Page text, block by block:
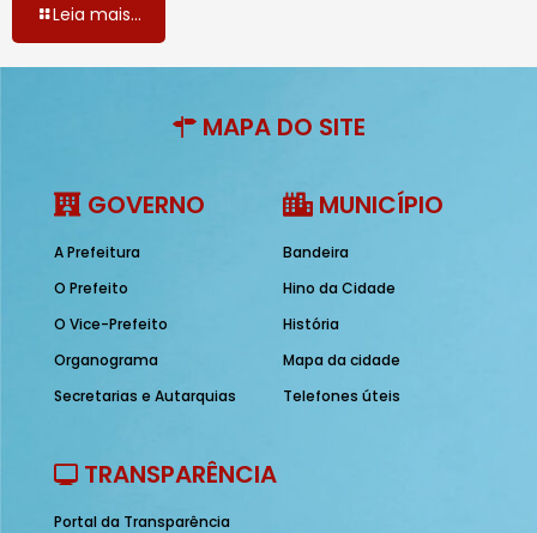
Leia mais...
MAPA DO SITE
GOVERNO
A Prefeitura
O Prefeito
O Vice-Prefeito
Organograma
Secretarias e Autarquias
MUNICÍPIO
Bandeira
Hino da Cidade
História
Mapa da cidade
Telefones úteis
TRANSPARÊNCIA
Portal da Transparência